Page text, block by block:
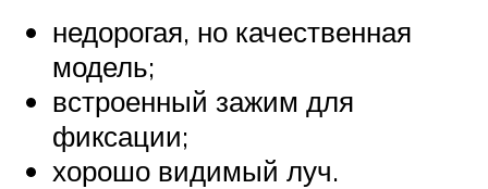
недорогая, но качественная
модель;
встроенный зажим для
фиксации;
хорошо видимый луч.